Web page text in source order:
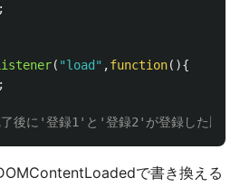
( "load " ,function(){
後に'登録1'と'登録2'が登録した順に
で書き換える